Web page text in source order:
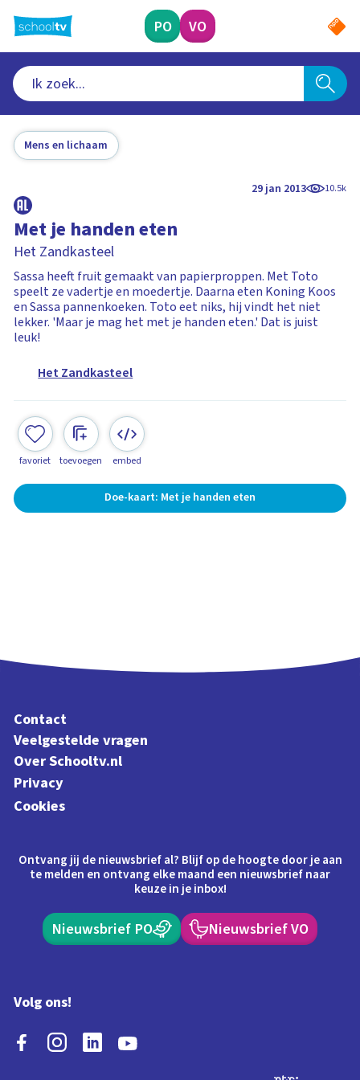
naar
hoofdinhoud
PO VO
Mens en lichaam
29 jan 2013 10.5k
Met je handen eten
Het Zandkasteel
Sassa heeft fruit gemaakt van papierproppen. Met Toto
speelt ze vadertje en moedertje. Daarna eten Koning Koos
en Sassa pannenkoeken. Toto eet niks, hij vindt het niet
lekker. 'Maar je mag het met je handen eten.' Dat is juist
leuk!
Het Zandkasteel
favoriet toevoegen embed
Doe-kaart: Met je handen eten
Contact
Veelgestelde vragen
Over Schooltv.nl
Privacy
Cookies
Ontvang jij de nieuwsbrief al? Blijf op de hoogte door je aan
te melden en ontvang elke maand een nieuwsbrief naar
keuze in je inbox!
Nieuwsbrief PO Nieuwsbrief VO
Volg ons!